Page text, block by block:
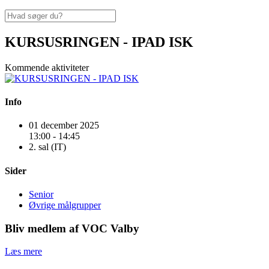
KURSUSRINGEN - IPAD ISK
Kommende aktiviteter
Info
01 december 2025
13:00 - 14:45
2. sal (IT)
Sider
Senior
Øvrige målgrupper
Bliv medlem af VOC Valby
Læs mere